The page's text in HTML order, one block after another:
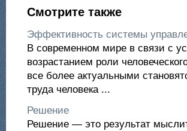
Смотрите также
Эффективность системы
В современном мире в связи с
возрастанием роли
все более актуальными
труда человека ...
Решение
Решение — это результат